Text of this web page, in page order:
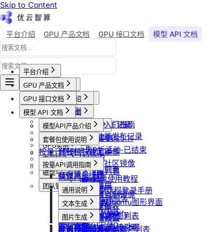
Skip to Content
平台介绍 GPU 产品文档 GPU 接口文档
模型 API 文档
Agent 社区
平台介绍
平台概述
平台介绍
加入社群
用户等级与推荐
会员等级
用户推荐
产品更新公告
GPU-新功能发布记录
模型API-新功能发布记录
活动及价格更新公告
双11夜间折扣-2025.11
2025国庆9折活动-已结束
GPU 产品文档
GPU产品介绍
功能概览
已上线卡型
可用区介绍
GPU操作指南
【新人必看】入门指南
镜像选择
创建实例
登录实例
本地数据上传
文件管理
制作私有镜像
调用公共模型库
防火墙及端口设置
配置外网加速
GPU抢占式实例
GPU抢占式实例
发布社区镜像
如何发布社区镜像
更新已发布的社区镜像
计费与回收
计费概览
计费方式说明
到期或欠费说明
续费管理
回收规则
GPU最佳实践
Isaac系列镜像使用教程
Windows实例远程登录手册
通过VNC搭建Ubuntu图形界面
ubuntu如何安装Dify
ubuntu如何安装Docker
GPU 接口文档
API接口范例
CLI&Skills
常见错误码
GPU实例
创建GPU资源
获取实例资源列表
启动实例
关闭实例
删除实例
重启实例
重装实例
实例镜像
获取自制镜像列表
创建自制镜像
删除算力平台自制镜像
获取社区镜像列表
获取平台镜像列表
查询镜像已共享的账户列表
磁盘与云存储
创建并挂载云盘
删除云盘
卸载云盘
扩容云盘
团队管理
创建团队
邀请成员加入团队
删除团队
模型 API 文档
模型API产品介绍
模型API服务
套餐包使用说明
套餐包快速上手
套餐计费逻辑
套餐用量统计
客户端接入
OpenClaw 云端服务
按量计费说明
按量API调用指南
快速开始
通用说明
认证鉴权
错误码
文本生成
如何获取模型列表
模型协议支持说明
图片生成
Nano Banana